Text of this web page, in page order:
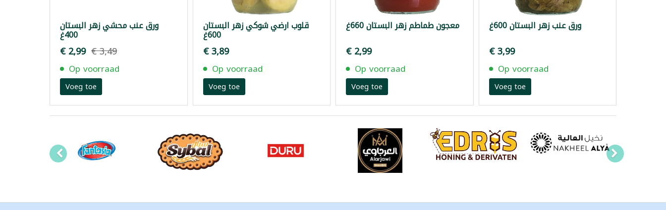
ورق عنب محشي زهر البستان
400غ
€ 2,99 € 3,49
Op voorraad
Voeg toe
قلوب ارضي شوكي زهر البستان
600غ
€ 3,89
Op voorraad
Voeg toe
معجون طماطم زهر البستان 660غ
€ 2,99
Op voorraad
Voeg toe
ورق عنب زهر البستان 600غ
€ 3,99
Op voorraad
Voeg toe